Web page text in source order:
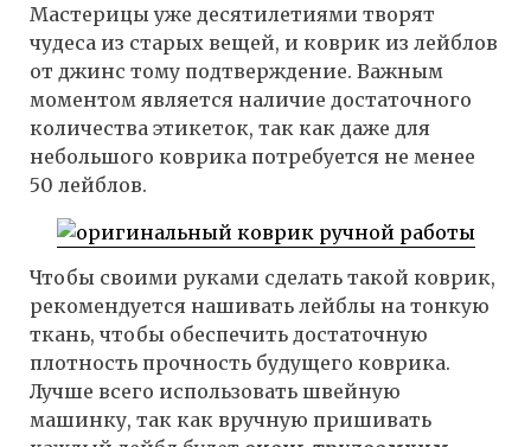
Мастерицы уже десятилетиями творят
чудеса из старых вещей, и коврик из лейблов
от джинс тому подтверждение. Важным
моментом является наличие достаточного
количества этикеток, так как даже для
небольшого коврика потребуется не менее
50 лейблов.
Чтобы своими руками сделать такой коврик,
рекомендуется нашивать лейблы на тонкую
ткань, чтобы обеспечить достаточную
плотность прочность будущего коврика.
Лучше всего использовать швейную
машинку, так как вручную пришивать